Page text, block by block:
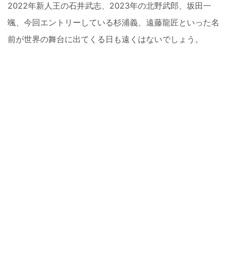
2022年新人王の石井武志、2023年の北野武郎、坂田一
颯、今回エントリーしている杉浦義、遠藤龍匠といった名
前が世界の舞台に出てくる日も遠くはないでしょう。